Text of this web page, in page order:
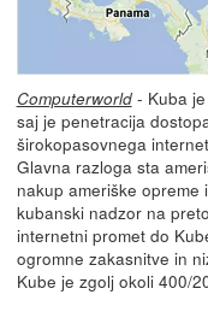
Computerworld- Kuba je
saj je penetracija
širokopasovnega
Glavna razloga sta
nakup ameriške opreme
kubanski nadzor na
internetni promet do
ogromne zakasnitve in
Kube je zgolj okoli 400/